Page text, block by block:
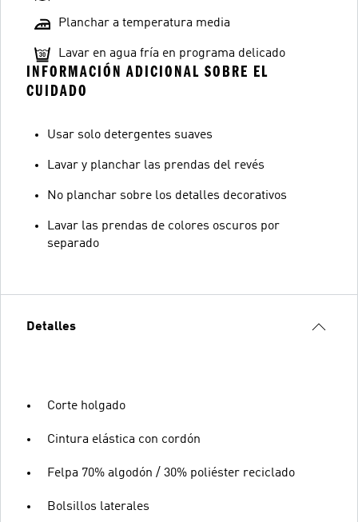
Planchar a temperatura media
Lavar en agua fría en programa delicado
INFORMACIÓN ADICIONAL SOBRE EL
CUIDADO
Usar solo detergentes suaves
Lavar y planchar las prendas del revés
No planchar sobre los detalles decorativos
Lavar las prendas de colores oscuros por
separado
Detalles
Corte holgado
Cintura elástica con cordón
Felpa 70% algodón / 30% poliéster reciclado
Bolsillos laterales